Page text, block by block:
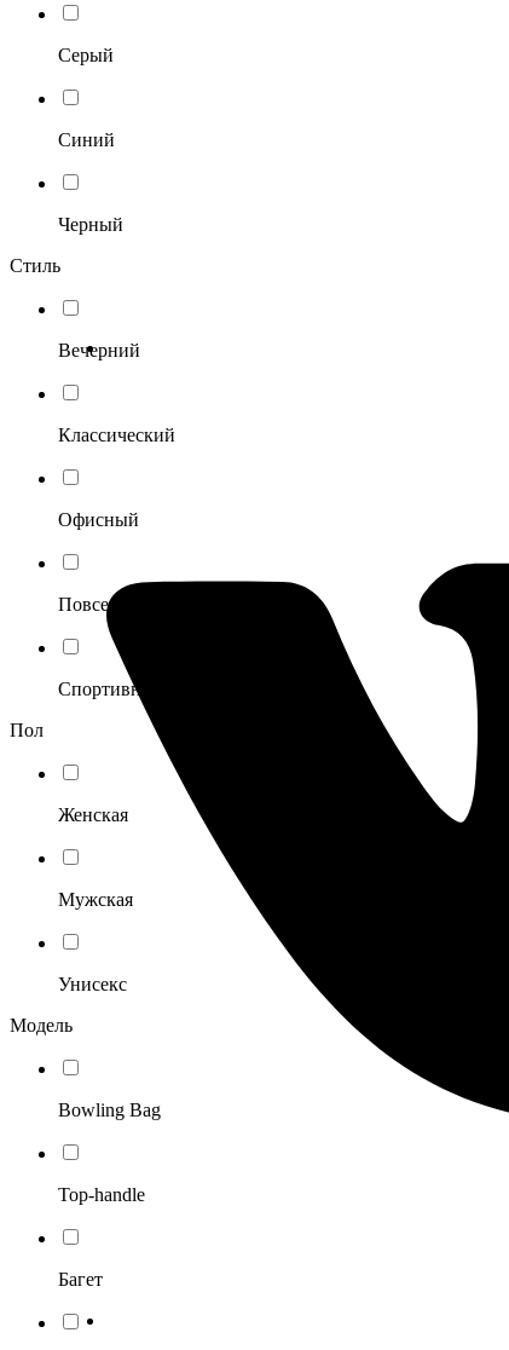
Серый
Синий
Черный
Стиль
Вечерний
Классический
Офисный
Повседневный
Спортивный
Пол
Женская
Мужская
Унисекс
Модель
Bowling Bag
Top-handle
Багет